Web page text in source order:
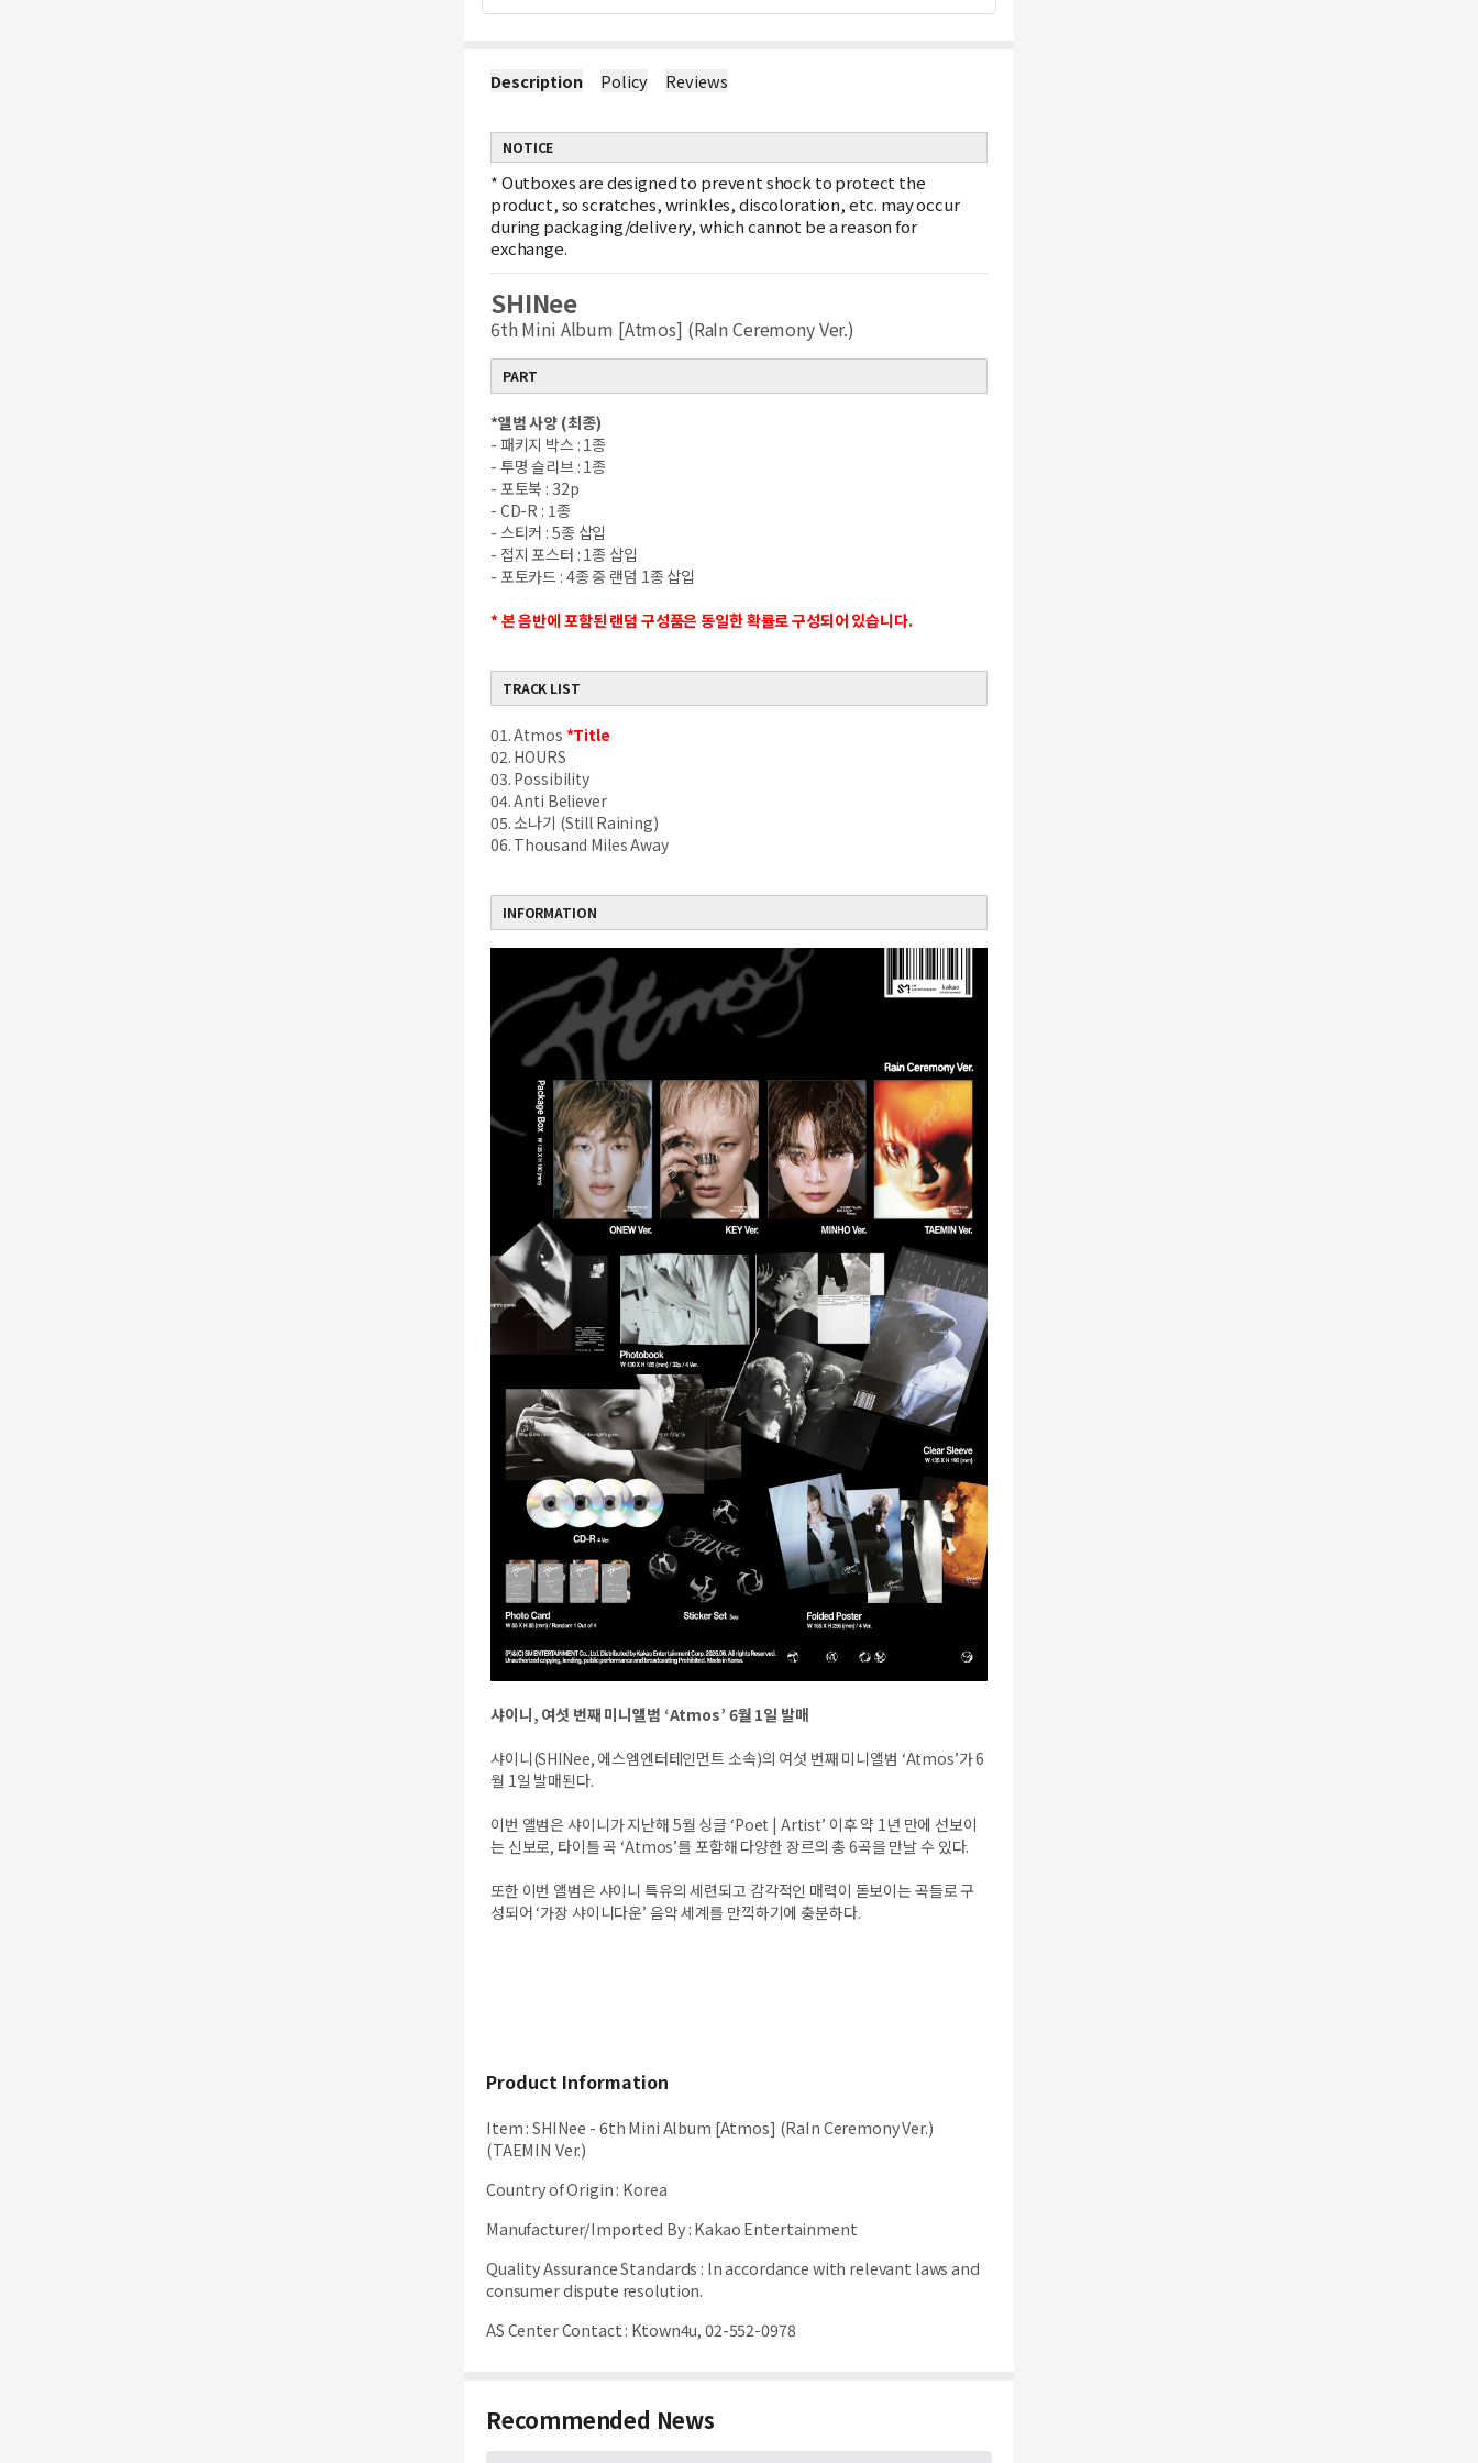
Description Policy Reviews
NOTICE
*Outboxes are designed to prevent shock to protect the
product, so scratches, wrinkles, discoloration, etc. may occur
during packaging/delivery, which cannot be a reason for
exchange.
SHINee
6th Mini Album [Atmos] (RaIn Ceremony Ver.)
PART
*앨범 사양 (최종)
- 패키지 박스: 1종
- 투명 슬리브: 1종
- 포토북 : 32p
- CD-R : 1종
- 스티커 : 5종 삽입
- 접지 포스터 : 1종 삽입
- 포토카드 : 4종 중 랜덤 1종 삽입
*본 음반에 포함된 랜덤 구성품은 동일한 확률로 구성되어 있습니다.
TRACK LIST
01. Atmos *Title
02. HOURS
03. Possibility
04. Anti Believer
05. 소나기 (Still Raining)
06. Thousand Miles Away
INFORMATION
샤이니, 여섯 번째 미니앨범 ‘Atmos’ 6월 1일 발매
샤이니(SHINee, 에스엠엔터테인먼트 소속)의 여섯 번째 미니앨범 ‘Atmos’가 6
월 1일 발매된다.
이번 앨범은 샤이니가 지난해 5월 싱글 ‘Poet | Artist’ 이후 약 1년 만에 선보이
는 신보로, 타이틀 곡 ‘Atmos’를 포함해 다양한 장르의 총 6곡을 만날 수 있다.
또한 이번 앨범은 샤이니 특유의 세련되고 감각적인 매력이 돋보이는 곡들로 구
성되어 ‘가장 샤이니다운’ 음악 세계를 만끽하기에 충분하다.
Product Information
Item:SHINee - 6th Mini Album [Atmos] (RaIn Ceremony Ver.)
(TAEMIN Ver.)
Country of Origin: Korea
Manufacturer/Imported By:Kakao Entertainment
Quality Assurance Standards : In accordance with relevant laws and
consumer dispute resolution.
AS Center Contact: Ktown4u, 02-552-0978
Recommended News